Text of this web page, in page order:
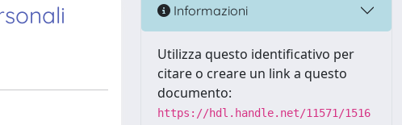
Informazioni
Utilizza questo identificativo per
citare o creare un link a questo
documento:
https://hdl.handle.net/11571/1516